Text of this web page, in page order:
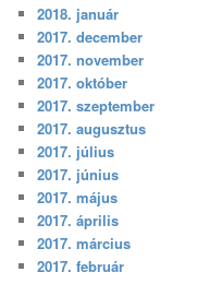
2018. január
2017. december
2017. november
2017. október
2017. szeptember
2017. augusztus
2017. július
2017. június
2017. május
2017. április
2017. március
2017. február